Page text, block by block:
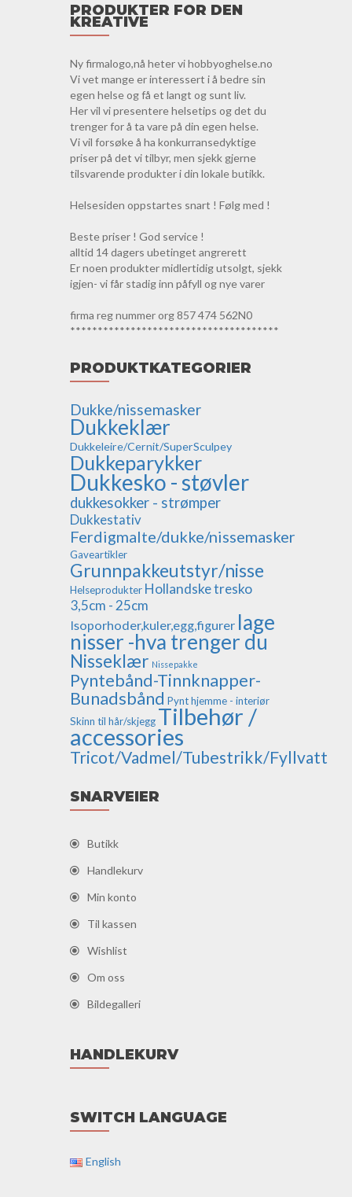
PRODUKTER FOR DEN
KREATIVE
Ny firmalogo,nå heter vi hobbyoghelse.no
Vi vet mange er interessert i å bedre sin
egen helse og få et langt og sunt liv.
Her vil vi presentere helsetips og det du
trenger for å ta vare på din egen helse.
Vi vil forsøke å ha konkurransedyktige
priser på det vi tilbyr, men sjekk gjerne
tilsvarende produkter i din lokale butikk.
Helsesiden oppstartes snart ! Følg med !
Beste priser ! God service !
alltid 14 dagers ubetinget angrerett
Er noen produkter midlertidig utsolgt, sjekk
igjen- vi får stadig inn påfyll og nye varer
firma reg nummer org 857 474 562N0
**************************************
PRODUKTKATEGORIER
Dukke/nissemasker
Dukkeklær
Dukkeleire/Cernit/SuperSculpey
Dukkeparykker
Dukkesko - støvler
dukkesokker - strømper
Dukkestativ
Ferdigmalte/dukke/nissemasker
Gaveartikler
Grunnpakkeutstyr/nisse
Helseprodukter Hollandske tresko
3,5cm - 25cm
Isoporhoder,kuler,egg,figurer lage
nisser -hva trenger du
Nisseklær Nissepakke
Pyntebånd-Tinnknapper-
Bunadsbånd Pynt hjemme - interiør
Skinn til hår/skjegg Tilbehør /
accessories
Tricot/Vadmel/Tubestrikk/Fyllvatt
SNARVEIER
Butikk
Handlekurv
Min konto
Til kassen
Wishlist
Om oss
Bildegalleri
HANDLEKURV
SWITCH LANGUAGE
English